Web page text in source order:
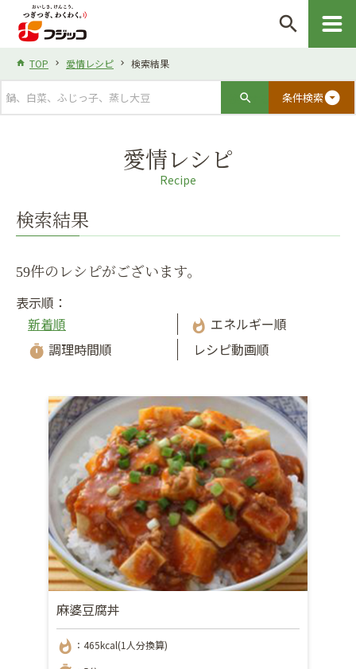
search
TOP 愛情レシピ 検索結果
条件検索arrow_drop_down_circle
愛情レシピ
Recipe
検索結果
59件のレシピがございます。
表示順：
新着順
whatshot エネルギー順
timer 調理時間順 レシピ動画順
麻婆豆腐丼
whatshot ：465kcal(1人分換算)